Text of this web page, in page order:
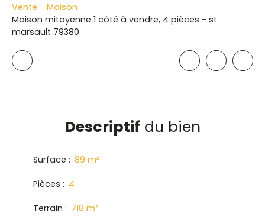
Vente
Maison
Maison mitoyenne 1 côté à vendre, 4 pièces - st
marsault 79380
Descriptif du bien
Surface : 89 m²
Pièces : 4
Terrain : 718 m²